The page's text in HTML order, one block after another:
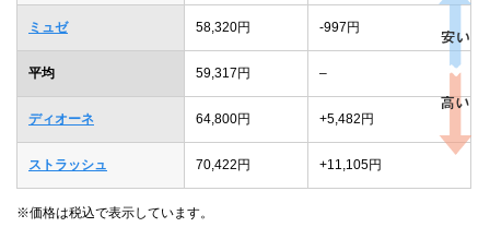
ミュゼ 58,320円 -997円
平均 59,317円 –
ディオーネ 64,800円 +5,482円
ストラッシュ 70,422円 +11,105円
※価格は税込で表示しています。